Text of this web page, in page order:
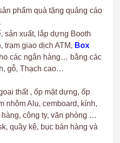
phẩm quà tặng quảng cáo
sản xuất, lắp dựng Booth
trạm giao dịch ATM, Box
các ngân hàng… bằng các
gỗ, Thạch cao…
thất , ốp mặt dựng, ốp
nhôm Alu, cemboard, kính,
công ty, văn phòng …
quầy kệ, bục bán hàng và